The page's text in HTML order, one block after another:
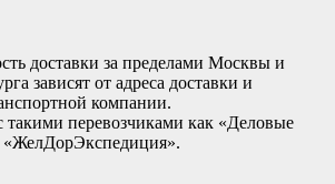
доставки за пределами Москвы и
зависят от адреса доставки и
компании.
перевозчиками как «Деловые